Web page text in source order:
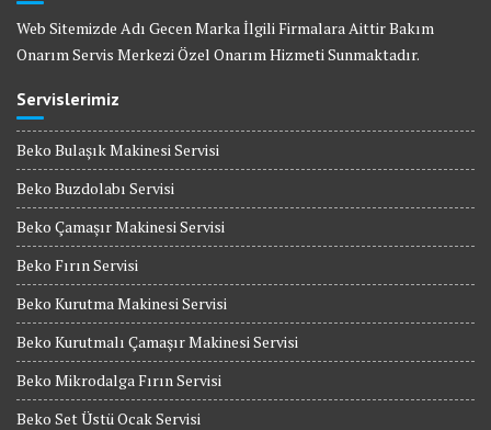
Web Sitemizde Adı Gecen Marka İlgili Firmalara Aittir Bakım
Onarım Servis Merkezi Özel Onarım Hizmeti Sunmaktadır.
Servislerimiz
Beko Bulaşık Makinesi Servisi
Beko Buzdolabı Servisi
Beko Çamaşır Makinesi Servisi
Beko Fırın Servisi
Beko Kurutma Makinesi Servisi
Beko Kurutmalı Çamaşır Makinesi Servisi
Beko Mikrodalga Fırın Servisi
Beko Set Üstü Ocak Servisi